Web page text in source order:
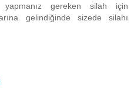
yapmanız gereken silah için
gelindiğinde sizede silahı